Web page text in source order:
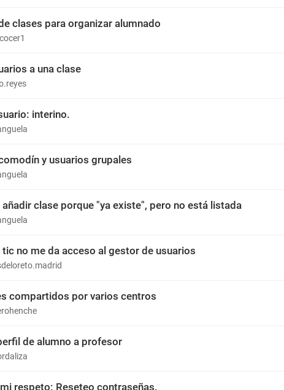
clases para organizar alumnado
a una clase
interino.
y usuarios grupales
añadir clase porque "ya existe", pero no está listada
tic no me da acceso al gestor de usuarios
compartidos por varios centros
de alumno a profesor
respeto: Reseteo contraseñas.